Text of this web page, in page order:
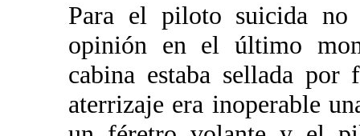
Para el piloto suicida no
opinión en el último
cabina estaba sellada
aterrizaje era inoperable